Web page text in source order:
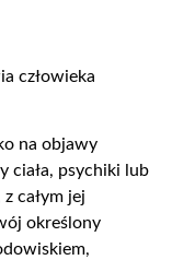
człowieka
na objawy
ciała, psychiki lub
całym jej
określony